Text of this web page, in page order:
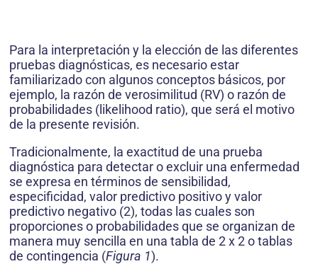
Para la interpretación y la elección de las diferentes
pruebas diagnósticas, es necesario estar
familiarizado con algunos conceptos básicos, por
ejemplo, la razón de verosimilitud (RV) o razón de
probabilidades (likelihood ratio), que será el motivo
de la presente revisión.
Tradicionalmente, la exactitud de una prueba
diagnóstica para detectar o excluir una enfermedad
se expresa en términos de sensibilidad,
especificidad, valor predictivo positivo y valor
predictivo negativo (2), todas las cuales son
proporciones o probabilidades que se organizan de
manera muy sencilla en una tabla de 2 x 2 o tablas
de contingencia (Figura 1).